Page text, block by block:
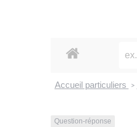
Accueil particuliers >
Question-réponse